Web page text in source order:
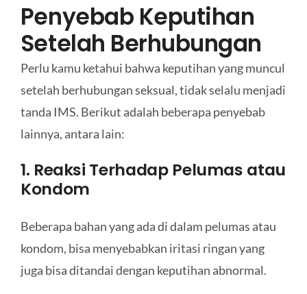
Penyebab Keputihan
Setelah Berhubungan
Perlu kamu ketahui bahwa keputihan yang muncul
setelah berhubungan seksual, tidak selalu menjadi
tanda IMS. Berikut adalah beberapa penyebab
lainnya, antara lain:
1. Reaksi Terhadap Pelumas atau
Kondom
Beberapa bahan yang ada di dalam pelumas atau
kondom, bisa menyebabkan iritasi ringan yang
juga bisa ditandai dengan keputihan abnormal.